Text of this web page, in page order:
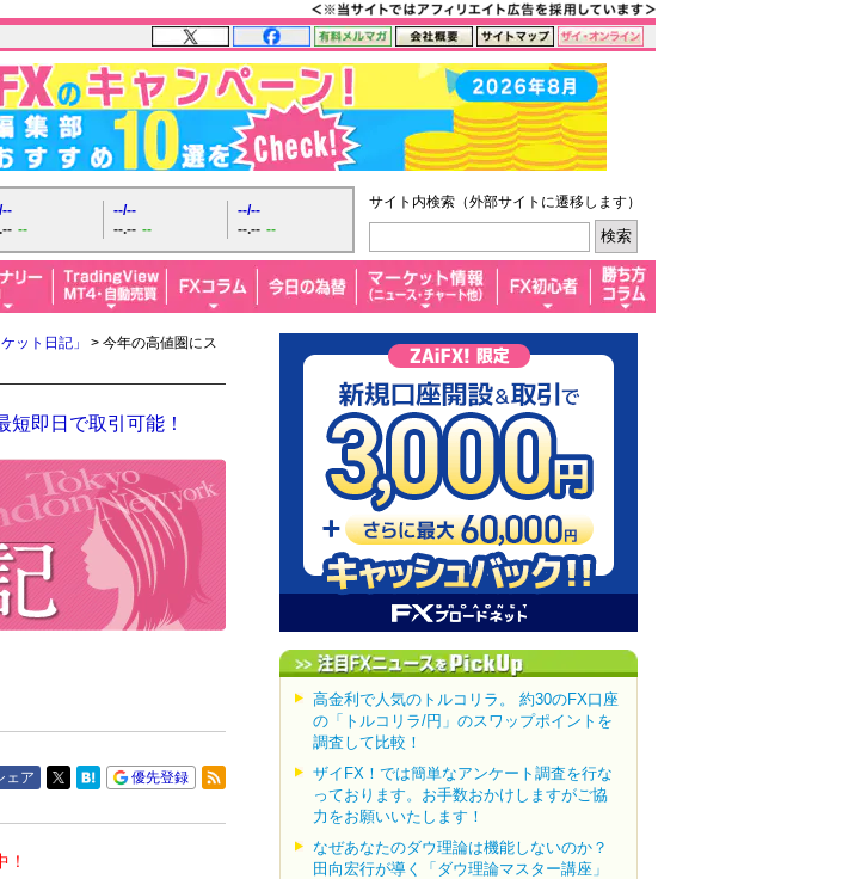
--
--/--
--.-- --
--/--
--.-- --
サイト内検索（外部サイトに遷移します）
ット日記」
> 今年の高値圏にス
短即日で取引可能！
ェア 優先登録
高金利で人気のトルコリラ。 約30のFX口座
の「トルコリラ/円」のスワップポイントを
調査して比較！
ザイFX！では簡単なアンケート調査を行な
っております。お手数おかけしますがご協
力をお願いいたします！
なぜあなたのダウ理論は機能しないのか？
田向宏行が導く「ダウ理論マスター講座」